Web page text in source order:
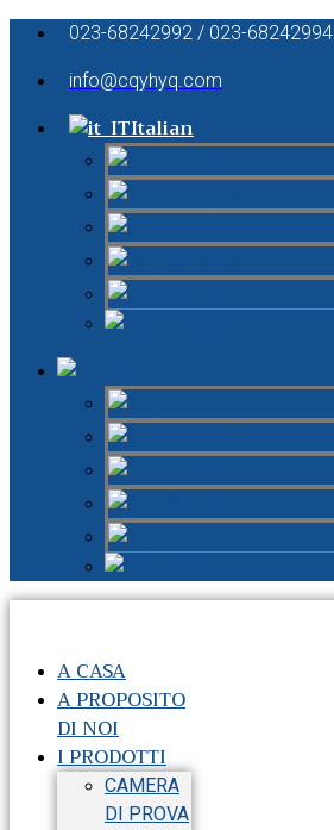
023-68242992 / 023-68242994
info@cqyhyq.com
Italian
A CASA
A PROPOSITO
DI NOI
I PRODOTTI
CAMERA
DI PROVA